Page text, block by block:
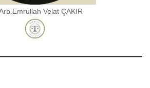
Velat ÇAKIR